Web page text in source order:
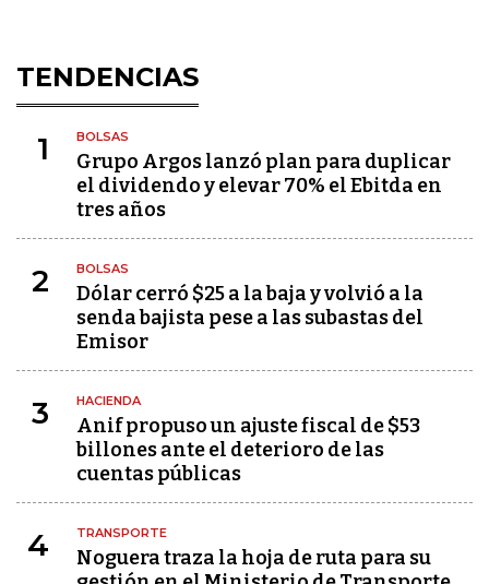
TENDENCIAS
1 BOLSAS
Grupo Argos lanzó plan para duplicar
el dividendo y elevar 70% el Ebitda en
tres años
2 BOLSAS
Dólar cerró $25 a la baja y volvió a la
senda bajista pese a las subastas del
Emisor
3 HACIENDA
Anif propuso un ajuste fiscal de $53
billones ante el deterioro de las
cuentas públicas
4 TRANSPORTE
Noguera traza la hoja de ruta para su